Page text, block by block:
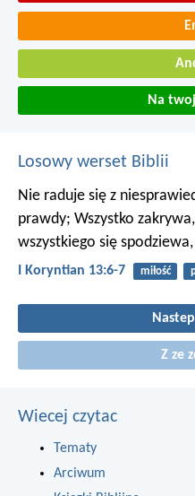
Na
Losowy werset Biblii
Nie raduje się z
prawdy; Wszystko
wszystkiego się
I Koryntian 13:6-7 miłość
Z ze
Wiecej czytac
Tematy
Arciwum